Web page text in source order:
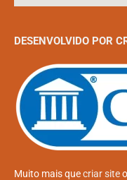
DESENVOLVIDO POR
Muito mais quecriar site